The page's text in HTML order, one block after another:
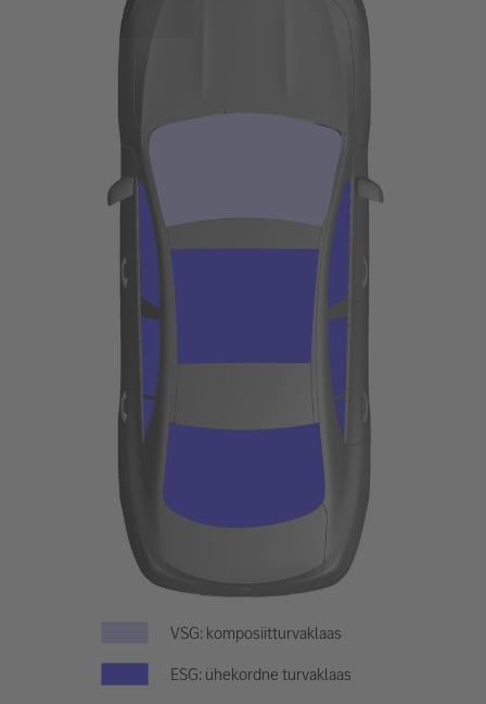
VSG: komposiitturvaklaas
ESG: ühekordne turvaklaas